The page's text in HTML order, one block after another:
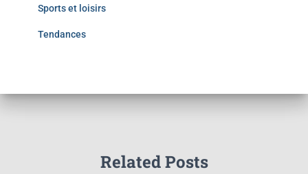
Sports et loisirs
Tendances
Related Posts